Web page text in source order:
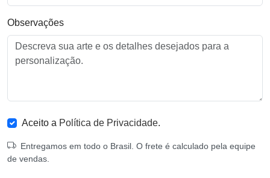
Observações
Aceito a Política de Privacidade.
Entregamos em todo o Brasil. O frete é calculado pela equipe
de vendas.